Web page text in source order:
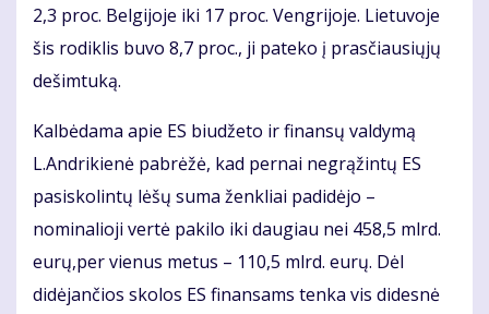
2,3 proc. Belgijoje iki 17 proc. Vengrijoje. Lietuvoje
šis rodiklis buvo 8,7 proc., ji pateko į prasčiausiųjų
dešimtuką.
Kalbėdama apie ES biudžeto ir finansų valdymą
L.Andrikienė pabrėžė, kad pernai negrąžintų ES
pasiskolintų lėšų suma ženkliai padidėjo –
nominalioji vertė pakilo iki daugiau nei 458,5 mlrd.
eurų,per vienus metus – 110,5 mlrd. eurų. Dėl
didėjančios skolos ES finansams tenka vis didesnė